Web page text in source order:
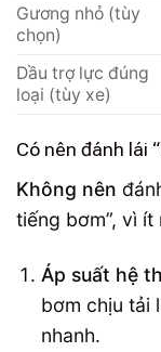
Gương nhỏ (tùy
chọn)
Dầu trợ lực đúng
loại (tùy xe)
Có nên đánh lái
Không nên
tiếng bơm”, vì
Áp suất hệ
bơm chịu tải
nhanh.